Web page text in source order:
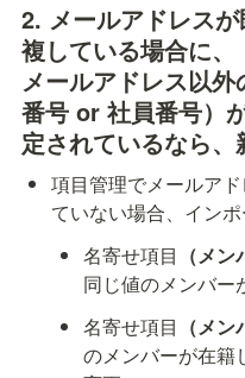
2. メールアドレス
複している場合に、
メールアドレス以
番号 or 社員番号）
定されているなら、
項目管理でメールア
ていない場合、イン
名寄せ項目 （メ
同じ値のメンバー
名寄せ項目 （メ
のメンバーが在籍